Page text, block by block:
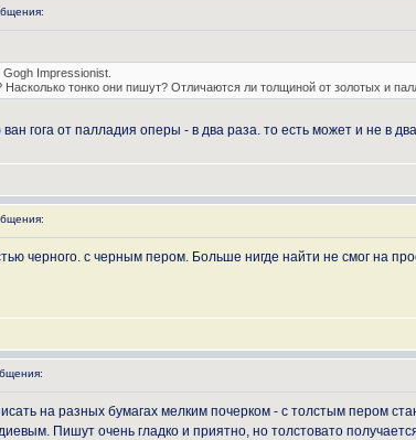
Impressionist.
тонко они пишут? Отличаются ли толщиной от золотых и
гога от палладия оперы - в два раза. то есть может и не в
черного. с черным пером. Больше нигде найти не смог на
на разных бумагах мелким почерком - с толстым пером
Пишут очень гладко и приятно, но толстовато